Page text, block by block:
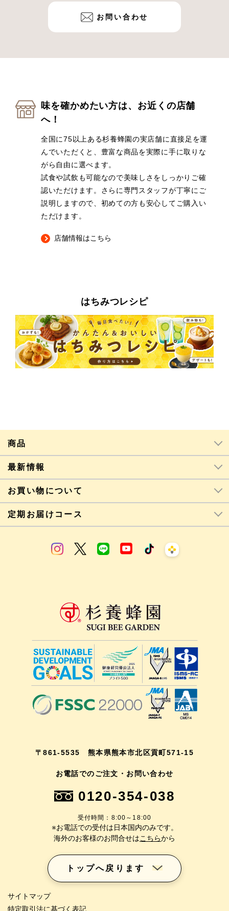
お問い合わせ
味を確かめたい方は、お近くの店舗
へ！
全国に75以上ある杉養蜂園の実店舗に直接足を運
んでいただくと、豊富な商品を実際に手に取りな
がら自由に選べます。
試食や試飲も可能なので美味しさをしっかりご確
認いただけます。さらに専門スタッフが丁寧にご
説明しますので、初めての方も安心してご購入い
ただけます。
店舗情報はこちら
はちみつレシピ
商品
最新情報
お買い物について
定期お届けコース
〒861-5535 熊本県熊本市北区貢町571-15
お電話でのご注文・お問い合わせ
0120-354-038
受付時間：8:00～18:00
※お電話での受付は日本国内のみです。
海外のお客様のお問合せはこちらから
トップへ戻ります
サイトマップ
特定取引法に基づく表記